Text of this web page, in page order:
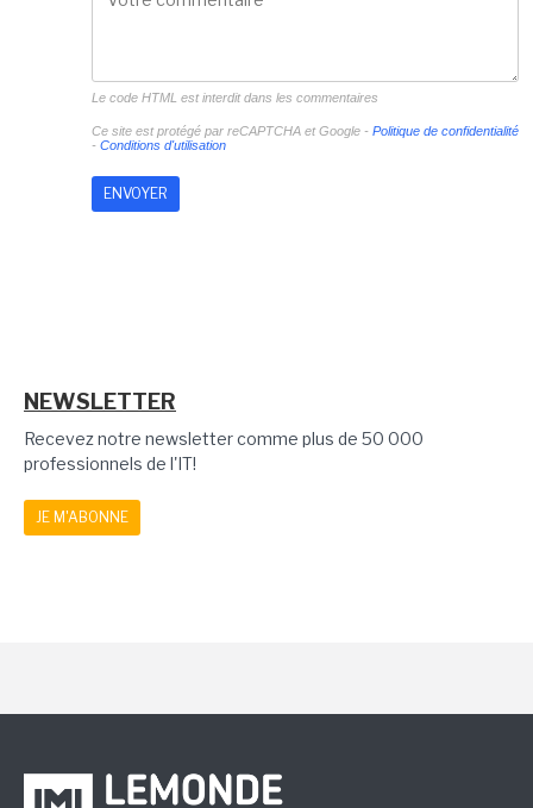
Le code HTML est interdit dans les commentaires
Ce site est protégé par reCAPTCHA et Google - Politique de confidentialité
- Conditions d'utilisation
NEWSLETTER
Recevez notre newsletter comme plus de 50 000
professionnels de l'IT!
JE M'ABONNE